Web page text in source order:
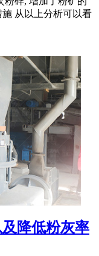
从以上分析可以看
降低粉灰率